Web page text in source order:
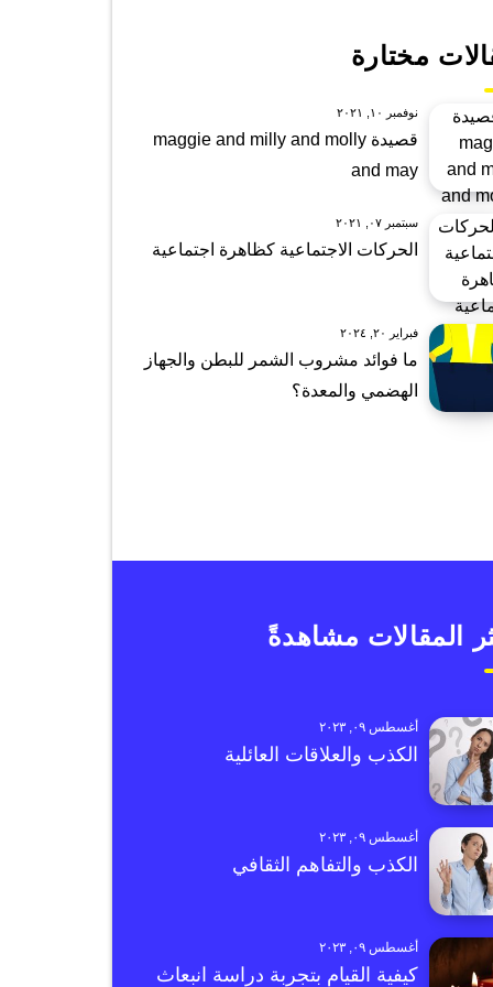
مختارة
نوفمبر ١٠, ٢٠٢١
قصيدة maggie and milly and molly
and may
سبتمبر ٠٧, ٢٠٢١
الحركات الاجتماعية كظاهرة اجتماعية
فبراير ٢٠, ٢٠٢٤
ما فوائد مشروب الشمر للبطن والجهاز
الهضمي والمعدة؟
المقالات مشاهدةً
أغسطس ٠٩, ٢٠٢٣
الكذب والعلاقات العائلية
أغسطس ٠٩, ٢٠٢٣
الكذب والتفاهم الثقافي
أغسطس ٠٩, ٢٠٢٣
كيفية القيام بتجربة دراسة انبعاث